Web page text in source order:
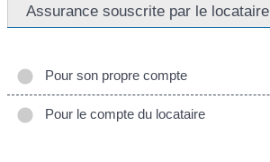
Assurance souscrite par le locataire
Pour son propre compte
Pour le compte du locataire